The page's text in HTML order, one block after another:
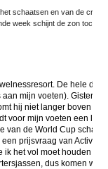
schaatsen en van de
week schijnt de zon toch
De hele
mijn voeten). Gister
hij niet langer boven
voor mijn voeten een
van de World Cup
prijsvraag van Activia.
het vol moet houden is
dus komen we